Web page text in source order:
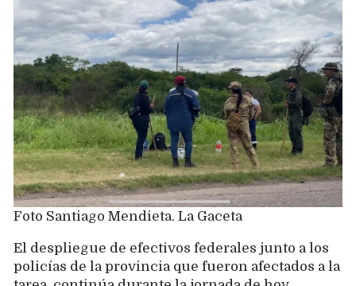
Foto Santiago Mendieta. La Gaceta
El despliegue de efectivos federales junto a los
policías de la provincia que fueron afectados a la